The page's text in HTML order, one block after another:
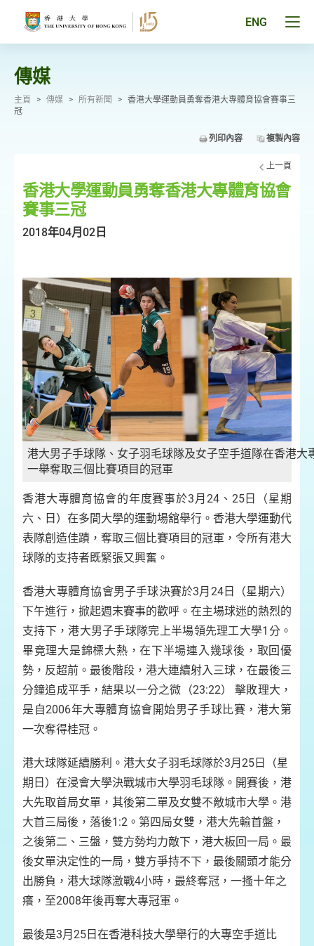
ENG
傳媒
主頁 > 傳媒 > 所有新聞 > 香港大學運動員勇奪香港大專體育協會賽事三
冠
列印內容 複製內容
上一頁
香港大學運動員勇奪香港大專體育協會
賽事三冠
2018年04月02日
港大男子手球隊、 女子羽毛球隊及女子空手道隊在香港大
一舉奪取三個比賽項目的冠軍
香港大專體育協會的年度賽事於3月24、25日（星期
六、日）在多間大學的運動場舘舉行。香港大學運動代
表隊創造佳蹟，奪取三個比賽項目的冠軍，令所有港大
球隊的支持者既緊張又興奮。
香港大專體育協會男子手球決賽於3月24日（星期六）
下午進行，掀起週末賽事的歡呼。在主場球迷的熱烈的
支持下，港大男子手球隊完上半場領先理工大學1分。
畢竟理大是錦標大熱，在下半場連入幾球後，取回優
勢，反超前。最後階段，港大連續射入三球，在最後三
分鐘追成平手，結果以一分之微（23:22） 擊敗理大，
是自2006年大專體育協會開始男子手球比賽，港大第
一次奪得桂冠。
港大球隊延續勝利。港大女子羽毛球隊於3月25日（星
期日）在浸會大學決戰城市大學羽毛球隊。開賽後，港
大先取首局女單，其後第二單及女雙不敵城市大學。港
大首三局後，落後1:2。第四局女雙，港大先輸首盤，
之後第二、三盤，雙方勢均力敵下，港大板回一局。最
後女單決定性的一局，雙方爭持不下，最後關頭才能分
出勝負，港大球隊激戰4小時，最終奪冠，一搔十年之
癢，至2008年後再奪大專冠軍。
最後是3月25日在香港科技大學舉行的大專空手道比